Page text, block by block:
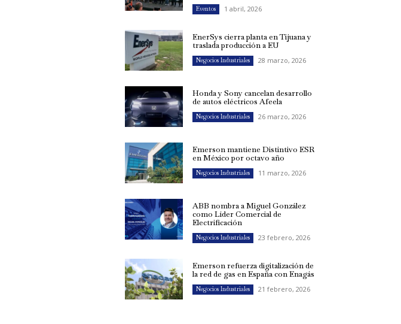
Eventos 1 abril, 2026
EnerSys cierra planta en Tijuana y
traslada producción a EU
Negocios Industriales 28 marzo, 2026
Honda y Sony cancelan desarrollo
de autos eléctricos Afeela
Negocios Industriales 26 marzo, 2026
Emerson mantiene Distintivo ESR
en México por octavo año
Negocios Industriales 11 marzo, 2026
ABB nombra a Miguel González
como Líder Comercial de
Electrificación
Negocios Industriales 23 febrero, 2026
Emerson refuerza digitalización de
la red de gas en España con Enagás
Negocios Industriales 21 febrero, 2026